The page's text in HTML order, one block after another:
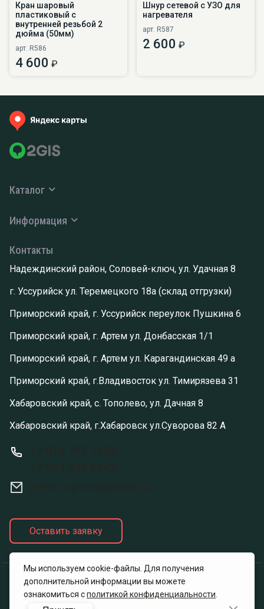
Кран шаровый
пластиковый с
внутренней резьбой 2
дюйма (50мм)
арт. R586
4 600 ₽
Шнур сетевой с УЗО для
нагревателя
арт. R587
2 600 ₽
Каталог
Информация
Контакты
Надеждинский район, Соловей-ключ, ул. Удачная 8
г. Уссурийск ул. Теремецкого 18а (склад отгрузки)
Приморский край, г. Уссурийск переулок Пушкина 6
Приморский край, г. Артем ул. Донбасская 1/1
Приморский край, г. Артем ул. Карагандинская 49 а
Приморский край, г.Владивосток ул. Тимирязева 31
Хабаровский край, с. Тополево, ул. Дачная 8
Хабаровский край, г.Хабаровск ул.Суворова 82 А
Оставить заявку
Политика конфиденциальности
Мы используем cookie-файлы. Для получения
дополнительной информации вы можете
ознакомиться сполитикой конфиденциальности